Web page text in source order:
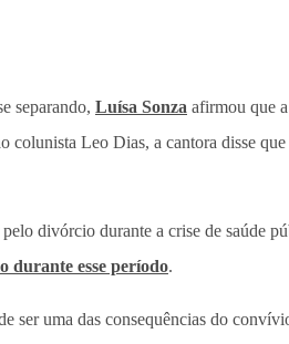
separando, Luísa Sonza afirmou que
colunista Leo Dias, a cantora disse
divórcio durante a crise de saúde
durante esse período.
ser uma das consequências do